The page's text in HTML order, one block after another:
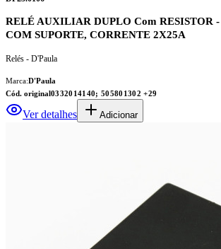
RELÉ AUXILIAR DUPLO Com RESISTOR
COM SUPORTE, CORRENTE 2X25A
Relés - D'Paula
Marca:D'Paula
Cód. original0332014140; 505801302 +29
Ver detalhes Adicionar